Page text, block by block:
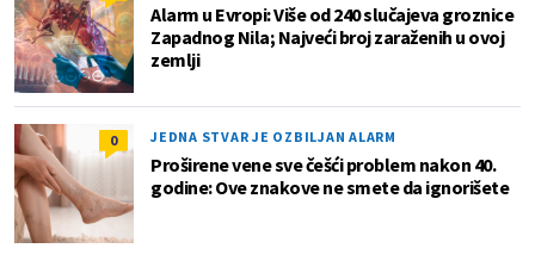
Alarm u Evropi: Više od 240 slučajeva groznice
Zapadnog Nila; Najveći broj zaraženih u ovoj
zemlji
0 JEDNA STVAR JE OZBILJAN ALARM
Proširene vene sve češći problem nakon 40.
godine: Ove znakove ne smete da ignorišete